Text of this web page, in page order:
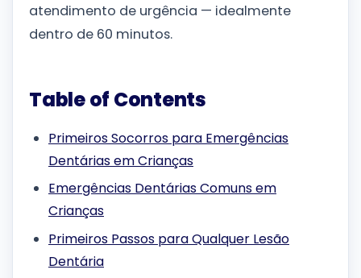
atendimento de urgência — idealmente
dentro de 60 minutos.
Table of Contents
Primeiros Socorros para Emergências
Dentárias em Crianças
Emergências Dentárias Comuns em
Crianças
Primeiros Passos para Qualquer Lesão
Dentária